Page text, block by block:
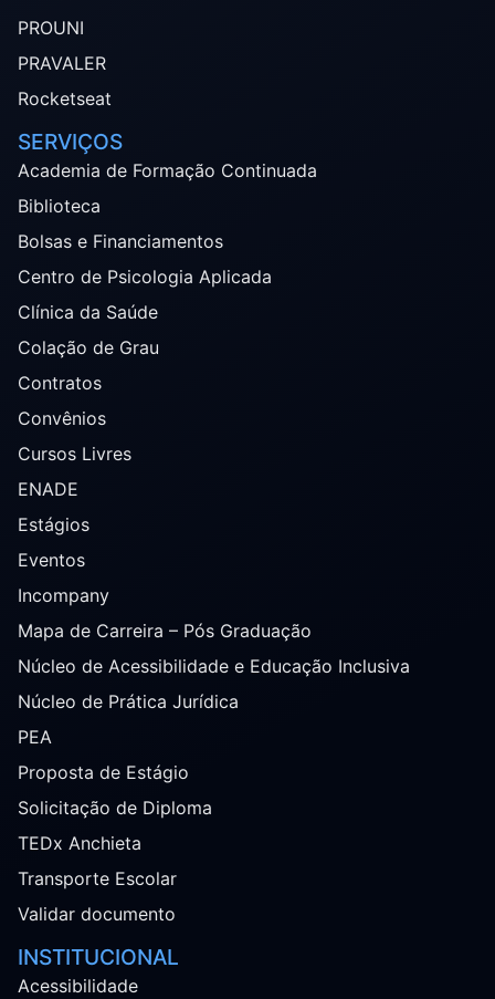
PROUNI
PRAVALER
Rocketseat
SERVIÇOS
Academia de Formação Continuada
Biblioteca
Bolsas e Financiamentos
Centro de Psicologia Aplicada
Clínica da Saúde
Colação de Grau
Contratos
Convênios
Cursos Livres
ENADE
Estágios
Eventos
Incompany
Mapa de Carreira – Pós Graduação
Núcleo de Acessibilidade e Educação Inclusiva
Núcleo de Prática Jurídica
PEA
Proposta de Estágio
Solicitação de Diploma
TEDx Anchieta
Transporte Escolar
Validar documento
INSTITUCIONAL
Acessibilidade